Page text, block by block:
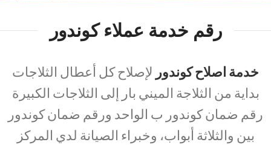
رقم خدمة عملاء كوندور
خدمة اصلاح كوندور لإصلاح كل أعطال الثلاجات
بداية من الثلاجة الميني بار إلى الثلاجات الكبيرة
رقم ضمان كوندور ب الواحد ورقم ضمان كوندور
بين والثلاثة أبواب، وخبراء الصيانة لدي المركز